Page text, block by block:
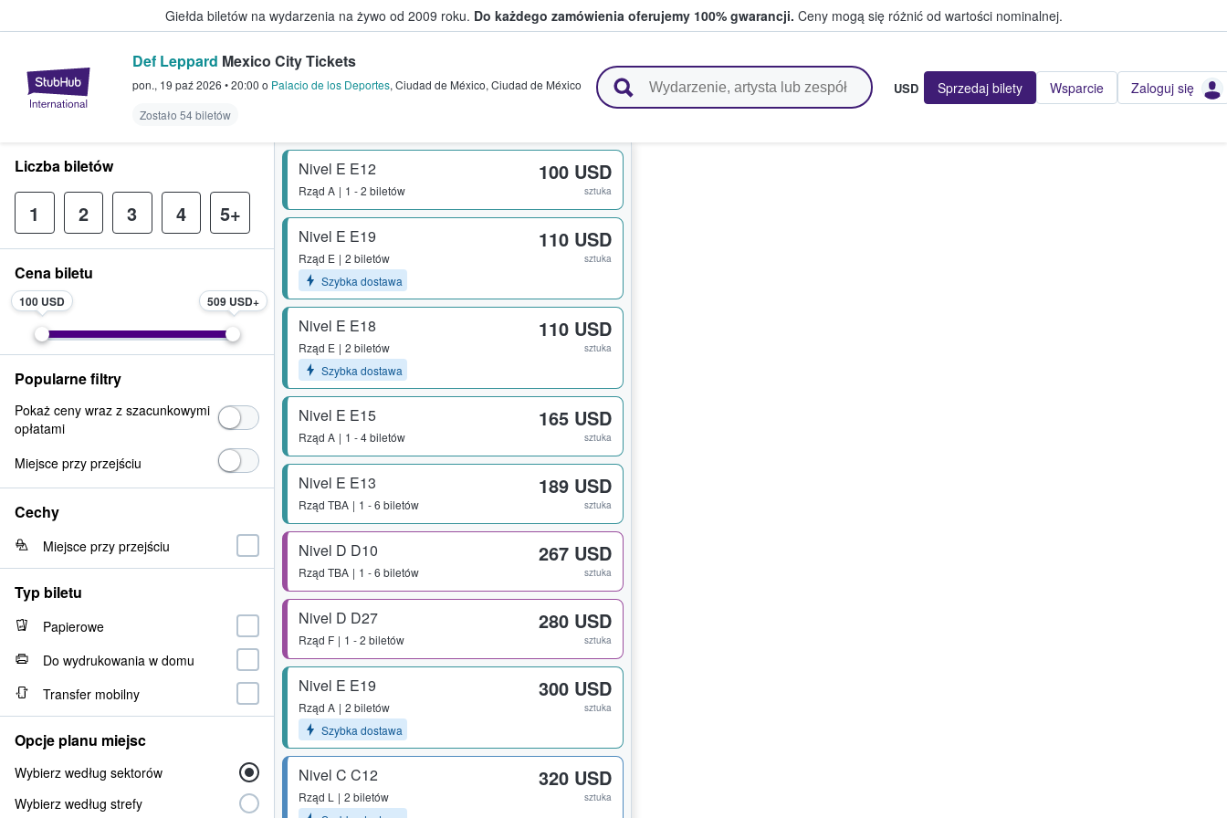
Giełda biletów na wydarzenia na żywo od 2009 roku. Do każdego zamówienia oferujemy 100% gwarancji. Ceny mogą się różnić od wartości nominalnej.
StubHub — miejsce, w którym fani i kibice kupują i sprzedają bilety
Def Leppard Mexico City Tickets
pon., 19 paź 2026 •20:00 o Palacio de los Deportes, Ciudad de México, Ciudad de México
Zostało 54 biletów
USD Sprzedaj bilety Wsparcie Zaloguj się
Nivel E E12
Rząd A 1 - 2 biletów
100 USD
sztuka
Nivel E E19
Rząd E
2 biletów
Szybka dostawa
110 USD
sztuka
Nivel E E18
Rząd E
2 biletów
Szybka dostawa
110 USD
sztuka
Nivel E E15
Rząd A 1 - 4 biletów
165 USD
sztuka
Nivel E E13
Rząd TBA 1 - 6 biletów
189 USD
sztuka
Nivel D D10
Rząd TBA 1 - 6 biletów
267 USD
sztuka
Nivel D D27
Rząd F 1 - 2 biletów
280 USD
sztuka
Nivel E E19
Rząd A
2 biletów
Szybka dostawa
300 USD
sztuka
Nivel C C12
Rząd L
2 biletów
320 USD
sztuka
Liczba biletów
1 2 3 4 5+
Cena biletu
100 USD 509 USD
Popularne filtry
Pokaż ceny wraz z szacunkowymi
opłatami
Miejsce przy przejściu
Cechy
Miejsce przy przejściu
Typ biletu
Papierowe
Do wydrukowania w domu
Transfer mobilny
Opcje planu miejsc
Wybierz według sektorów
Wybierz według strefy